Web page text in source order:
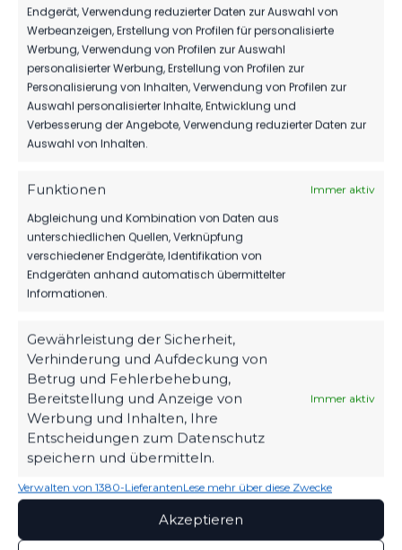
Endgerät, Verwendung reduzierter Daten zur Auswahl von
Werbeanzeigen, Erstellung von Profilen für personalisierte
Werbung, Verwendung von Profilen zur Auswahl
personalisierter Werbung, Erstellung von Profilen zur
Personalisierung von Inhalten, Verwendung von Profilen zur
Auswahl personalisierter Inhalte, Entwicklung und
Verbesserung der Angebote, Verwendung reduzierter Daten zur
Auswahl von Inhalten.
Funktionen Immer aktiv
Abgleichung und Kombination von Daten aus
unterschiedlichen Quellen, Verknüpfung
verschiedener Endgeräte, Identifikation von
Endgeräten anhand automatisch übermittelter
Informationen.
Gewährleistung der Sicherheit,
Verhinderung und Aufdeckung von
Betrug und Fehlerbehebung,
Bereitstellung und Anzeige von
Werbung und Inhalten, Ihre
Entscheidungen zum Datenschutz
speichern und übermitteln.
Immer aktiv
Verwalten von 1380-LieferantenLese mehr über diese Zwecke
Akzeptieren
1.MÄNNER VEREIN
VERTRAGSVERLÄNGERUNG MIT REMO
MERKE
13. JULI 2025